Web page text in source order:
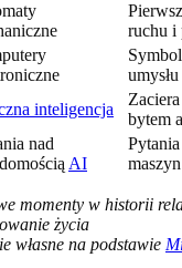
ruchu i
umysłu
inteligencja
bytem
nad
AI
maszyn
momenty w historii
życia
własne na podstawie